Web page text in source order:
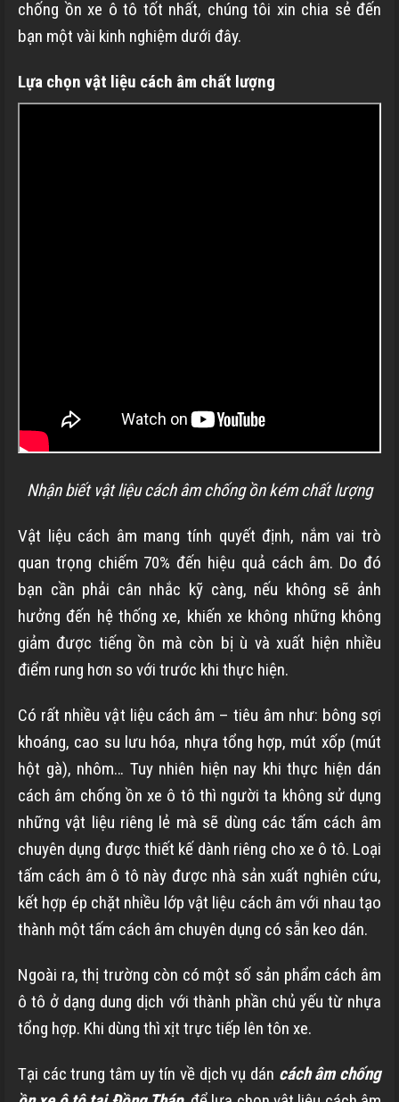
chống ồn xe ô tô tốt nhất, chúng tôi xin chia sẻ đến
bạn một vài kinh nghiệm dưới đây.
Lựa chọn vật liệu cách âm chất lượng
Nhận biết vật liệu cách âm chống ồn kém chất lượng
Vật liệu cách âm mang tính quyết định, nắm vai trò
quan trọng chiếm 70% đến hiệu quả cách âm. Do đó
bạn cần phải cân nhắc kỹ càng, nếu không sẽ ảnh
hưởng đến hệ thống xe, khiến xe không những không
giảm được tiếng ồn mà còn bị ù và xuất hiện nhiều
điểm rung hơn so với trước khi thực hiện.
Có rất nhiều vật liệu cách âm – tiêu âm như: bông sợi
khoáng, cao su lưu hóa, nhựa tổng hợp, mút xốp (mút
hột gà), nhôm… Tuy nhiên hiện nay khi thực hiện dán
cách âm chống ồn xe ô tô thì người ta không sử dụng
những vật liệu riêng lẻ mà sẽ dùng các tấm cách âm
chuyên dụng được thiết kế dành riêng cho xe ô tô. Loại
tấm cách âm ô tô này được nhà sản xuất nghiên cứu,
kết hợp ép chặt nhiều lớp vật liệu cách âm với nhau tạo
thành một tấm cách âm chuyên dụng có sẵn keo dán.
Ngoài ra, thị trường còn có một số sản phẩm cách âm
ô tô ở dạng dung dịch với thành phần chủ yếu từ nhựa
tổng hợp. Khi dùng thì xịt trực tiếp lên tôn xe.
Tại các trung tâm uy tín về dịch vụ dán cách âm chống